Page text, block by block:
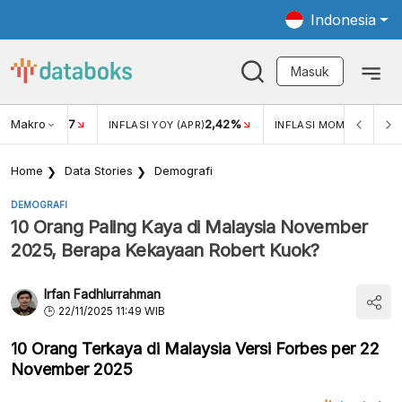
Indonesia
Masuk
Makro
USD/IDR 17 INFLASI YOY (APR)2,42% INFLASI MOM (MAR)
Home Data Stories Demografi
DEMOGRAFI
10 Orang Paling Kaya di Malaysia November
2025, Berapa Kekayaan Robert Kuok?
Irfan Fadhlurrahman
22/11/2025 11:49 WIB
10 Orang Terkaya di Malaysia Versi Forbes per 22
November 2025